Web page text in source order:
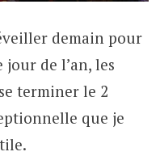
demain pour
de l’an, les
terminer le 2
que je